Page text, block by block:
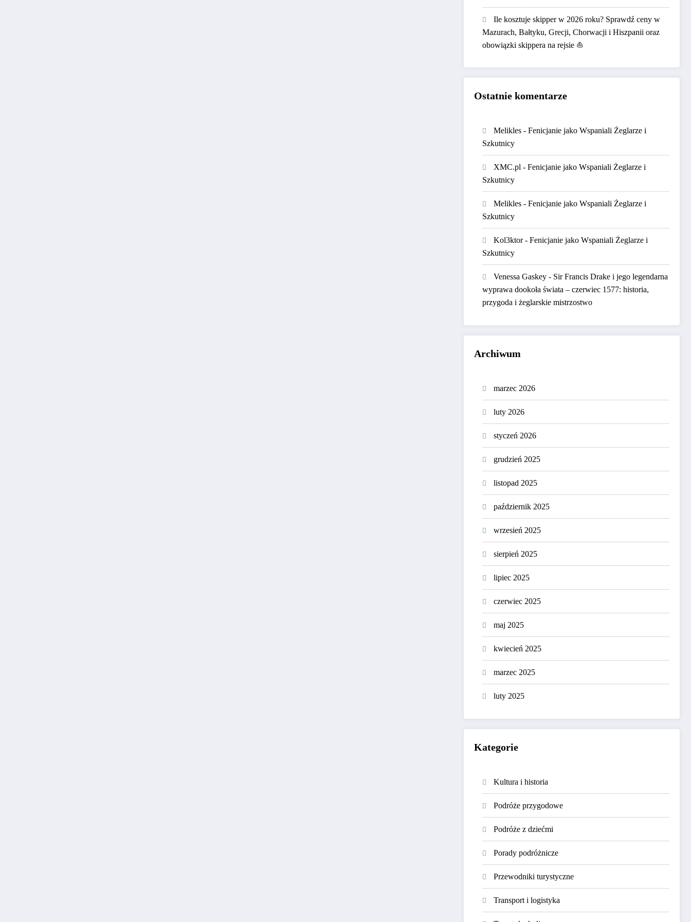
Ile kosztuje skipper w 2026 roku? Sprawdź ceny w
Mazurach, Bałtyku, Grecji, Chorwacji i Hiszpanii oraz
obowiązki skippera na rejsie ⛵
Ostatnie komentarze
Melikles -Fenicjanie jako Wspaniali Żeglarze i
Szkutnicy
XMC.pl -Fenicjanie jako Wspaniali Żeglarze i
Szkutnicy
Melikles -Fenicjanie jako Wspaniali Żeglarze i
Szkutnicy
Kol3ktor-Fenicjanie jako Wspaniali Żeglarze i
Szkutnicy
Venessa Gaskey - Sir Francis Drake i jego legendarna
wyprawa dookoła świata – czerwiec 1577: historia,
przygoda i żeglarskie mistrzostwo
Archiwum
marzec 2026
luty 2026
styczeń 2026
grudzień 2025
listopad 2025
październik 2025
wrzesień 2025
sierpień 2025
lipiec 2025
czerwiec 2025
maj 2025
kwiecień 2025
marzec 2025
luty 2025
Kategorie
Kultura i historia
Podróże przygodowe
Podróże z dziećmi
Porady podróżnicze
Przewodniki turystyczne
Transport i logistyka